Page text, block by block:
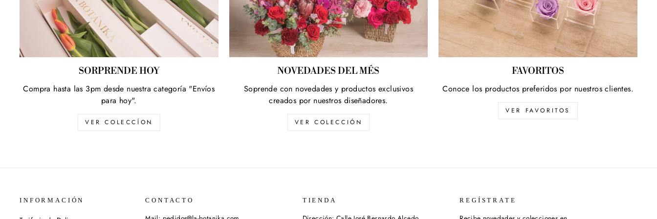
SORPRENDE HOY
Compra hasta las 3pm desde nuestra categoría "Envíos
para hoy".
VER COLECCÍON
NOVEDADES DEL MÉS
Soprende con novedades y productos exclusivos
creados por nuestros diseñadores.
VER COLECCIÓN
FAVORITOS
Conoce los productos preferidos por nuestros clientes.
VER FAVORITOS
INFORMACIÓN CONTACTO TIENDA REGÍSTRATE